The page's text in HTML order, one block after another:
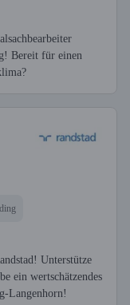
Bereit für einen
Unterstütze
ein wertschätzendes
Langenhorn!